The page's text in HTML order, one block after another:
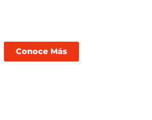
Conoce Más